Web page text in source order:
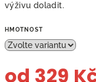
výživu doladit.
HMOTNOST
od 329